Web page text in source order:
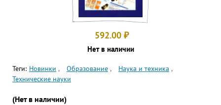
592.00 ₽
Нет в наличии
Теги: Новинки Образование
Наука и техника
Технические науки
(Нет в наличии)